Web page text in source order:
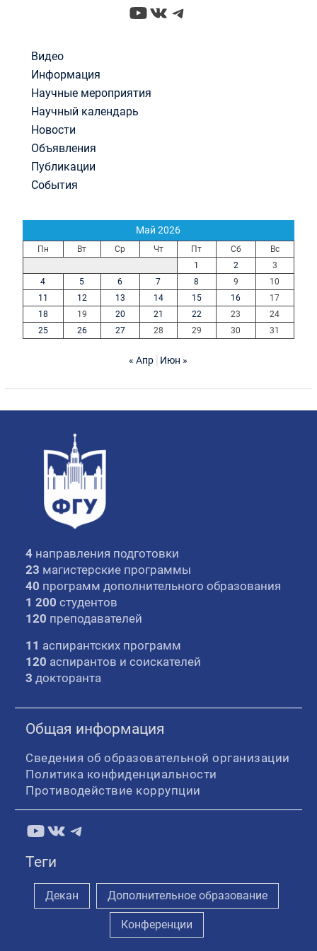
YouTube
ВКонтакте
Telegram
Видео
Информация
Научные мероприятия
Научный календарь
Новости
Объявления
Публикации
События
Май 2026
Пн Вт Ср Чт Пт Сб
Вс
1
2
3
4
5 6 7 8 9
10
11
12 13 14 15 16
17
18
19 20 21 22 23
24
25
26 27 28 29 30 31
« Апр Июн »
4 направления подготовки
23 магистерские программы
40 программ дополнительного образования
1 200 студентов
120 преподавателей
11 аспирантских программ
120 аспирантов и соискателей
3 докторанта
Общая информация
Сведения об образовательной организации
Политика конфиденциальности
Противодействие коррупции
YouTube
ВКонтакте
Telegram
Теги
Декан Дополнительное образование
Конференции